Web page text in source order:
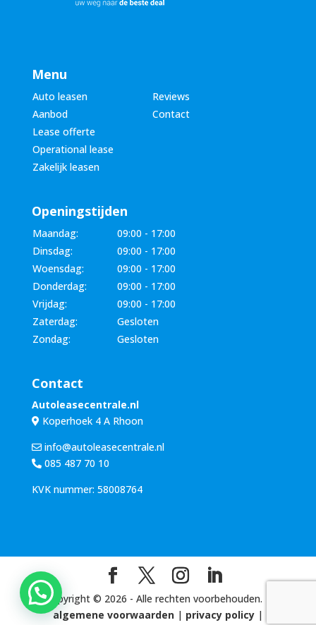
Menu
Auto leasen
Reviews
Aanbod
Contact
Lease offerte
Operational lease
Zakelijk leasen
Openingstijden
Maandag:
09:00 - 17:00
Dinsdag:
09:00 - 17:00
Woensdag:
09:00 - 17:00
Donderdag:
09:00 - 17:00
Vrijdag:
09:00 - 17:00
Zaterdag:
Gesloten
Zondag:
Gesloten
Contact
Autoleasecentrale.nl
Koperhoek 4 A Rhoon
info@autoleasecentrale.nl
085 487 70 10
KVK nummer: 58008764
Copyright © 2026 - Alle rechten voorbehouden. |
algemene voorwaarden| privacy policy|